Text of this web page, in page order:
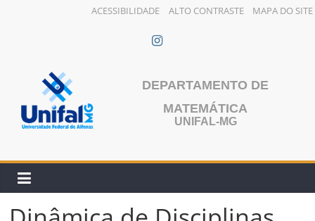
ACESSIBILIDADE ALTO CONTRASTE MAPA DO SITE
conteúdo
DEPARTAMENTO DE
MATEMÁTICA
UNIFAL-MG